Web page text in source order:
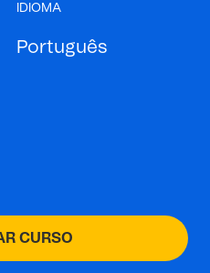
IDIOMA
Português
CURSO